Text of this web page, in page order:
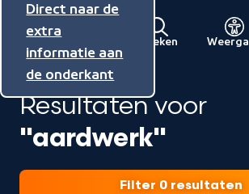
Direct naar de
inhoud
Direct naar de
hoofdnavigatie
Direct naar de
extra
informatie aan
de onderkant
Menu
Naar
de
beginpagina
van
NPO
Zoeken
Resultaten voor
"aardwerk"
Filter 0 resultaten